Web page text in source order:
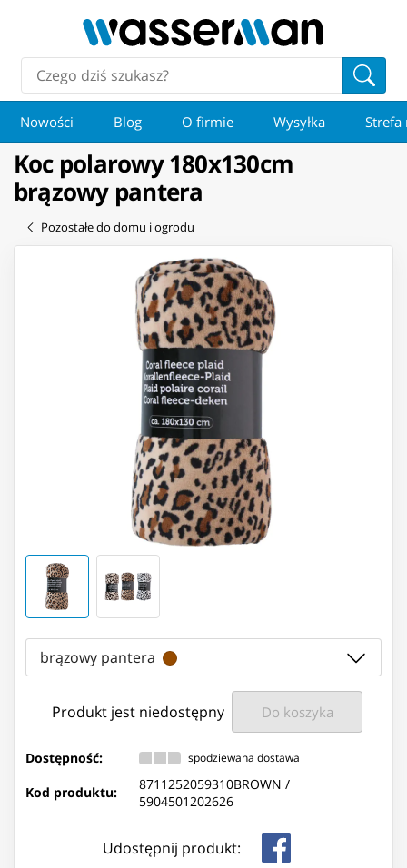
Nowości Blog O firmie Wysyłka Strefa
Koc polarowy 180x130cm
brązowy pantera
Pozostałe do domu i ogrodu
brązowy pantera
Produkt jest niedostępny Do koszyka
Dostępność: spodziewana dostawa
Kod produktu:
8711252059310BROWN /
5904501202626
Udostępnij produkt: